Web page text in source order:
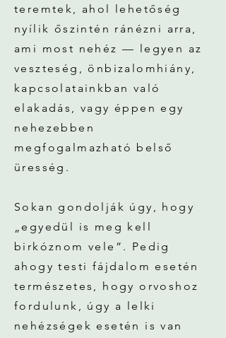
teremtek, ahol lehetőség
nyílik őszintén ránézni arra,
ami most nehéz — legyen az
veszteség, önbizalomhiány,
kapcsolatainkban való
elakadás, vagy éppen egy
nehezebben
megfogalmazható belső
üresség.
Sokan gondolják úgy, hogy
„egyedül is meg kell
birkóznom vele”. Pedig
ahogy testi fájdalom esetén
természetes, hogy orvoshoz
fordulunk, úgy a lelki
nehézségek esetén is van